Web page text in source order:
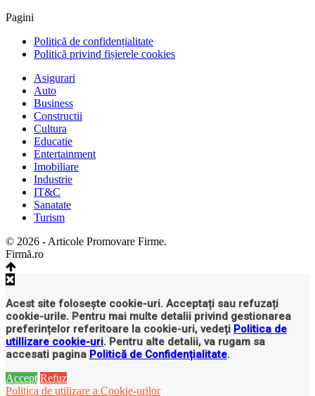
Pagini
Politică de confidențialitate
Politică privind fișierele cookies
Asigurari
Auto
Business
Constructii
Cultura
Educatie
Entertainment
Imobiliare
Industrie
IT&C
Sanatate
Turism
© 2026 - Articole Promovare Firme.
Firmă.ro
Acest site folosește cookie-uri. Acceptați sau refuzați
cookie-urile. Pentru mai multe detalii privind gestionarea
preferințelor referitoare la cookie-uri, vedeți Politica de
utillizare cookie-uri. Pentru alte detalii, va rugam sa
accesati pagina Politică de Confidențialitate.
Accept Refuz
Politica de utilizare a Cookie-urilor